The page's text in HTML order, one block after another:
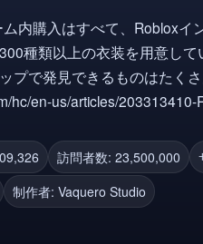
hc/en-us/articles/203313410-
#ウエスト #ハルシインズ
#vibe #vecindario
訪問者数: 23,500,000
制作者: Vaquero Studio